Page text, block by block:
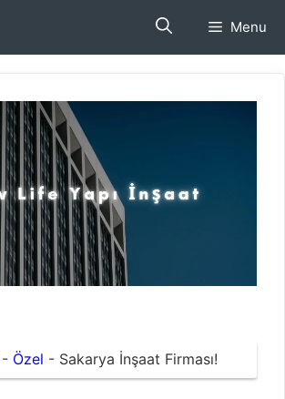
Menu
- Özel - Sakarya İnşaat Firması!